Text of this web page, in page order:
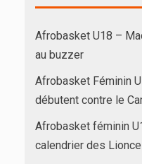
Afrobasket U18 –
au buzzer
Afrobasket Féminin
débutent contre le
Afrobasket féminin
calendrier des